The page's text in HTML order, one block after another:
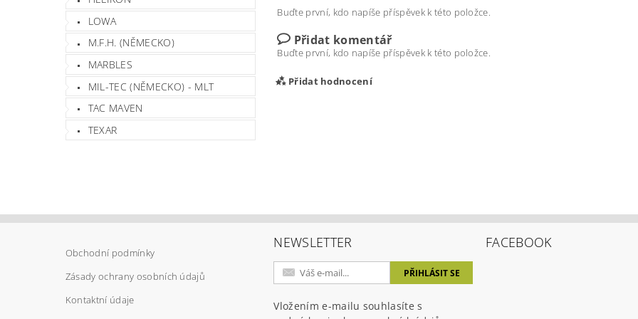
LOWA
M.F.H. (NĚMECKO)
MARBLES
MIL-TEC (NĚMECKO) - MLT
TAC MAVEN
TEXAR
Buďte první, kdo napíše příspěvek k této položce.
Přidat komentář
Buďte první, kdo napíše příspěvek k této položce.
Přidat hodnocení
Vložením hodnocení souhlasíte spodmínkami ochrany osobních
Obchodní podmínky
Zásady ochrany osobních údajů
Kontaktní údaje
NEWSLETTER
Vložením e-mailu souhlasíte s
FACEBOOK